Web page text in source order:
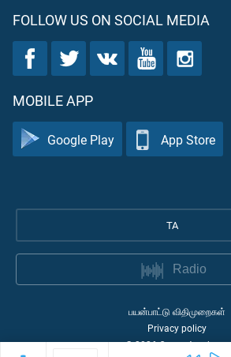
FOLLOW US ON SOCIAL MEDIA
MOBILE APP
Google Play App Store
TA
Radio
பயன்பாட்டு விதிமுறைகள்
Privacy policy
©2026Quran Academy